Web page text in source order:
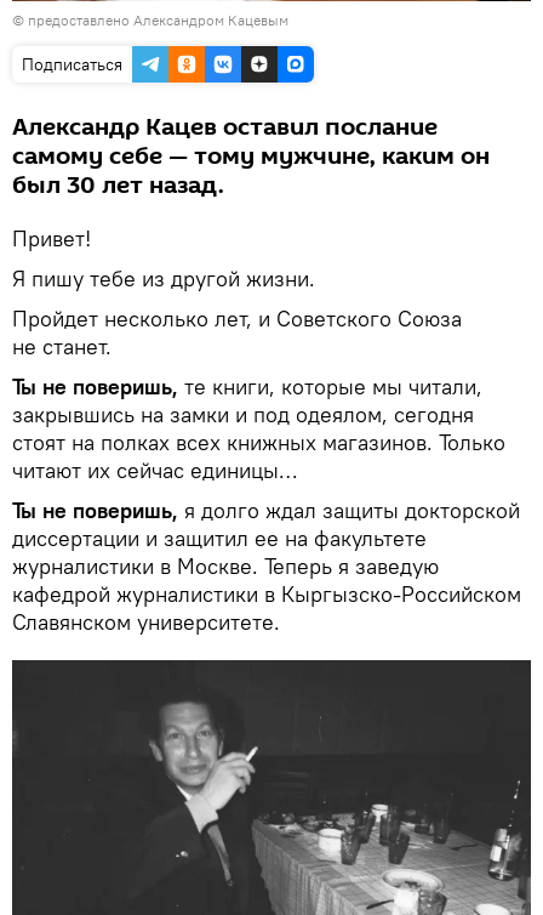
© предоставлено Александром Кацевым
Подписаться
Александр Кацев оставил послание
самому себе — тому мужчине, каким он
был 30 лет назад.
Привет!
Я пишу тебе из другой жизни.
Пройдет несколько лет, и Советского Союза
не станет.
Ты не поверишь, те книги, которые мы читали,
закрывшись на замки и под одеялом, сегодня
стоят на полках всех книжных магазинов. Только
читают их сейчас единицы…
Ты не поверишь, я долго ждал защиты докторской
диссертации и защитил ее на факультете
журналистики в Москве. Теперь я заведую
кафедрой журналистики в Кыргызско-Российском
Славянском университете.